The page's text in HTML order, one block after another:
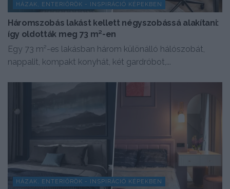
HÁZAK, ENTERIŐRÖK - INSPIRÁCIÓ KÉPEKBEN
Háromszobás lakást kellett négyszobássá alakítani:
így oldották meg 73 m²-en
Egy 73 m²-es lakásban három különálló hálószobát,
nappalit, kompakt konyhát, két gardróbot,...
HÁZAK, ENTERIŐRÖK - INSPIRÁCIÓ KÉPEKBEN